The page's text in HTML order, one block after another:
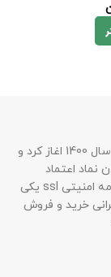
وبسایت کامیار اکانت فعالیت خود را از اردیبهشت سال 1400 اغاز کرد و
بودن نماد اعتماد
الکترونیکی،مجوز پرداخت امن و همچنین گواهینامه امنیتی ssl یکی
خرید و فروش